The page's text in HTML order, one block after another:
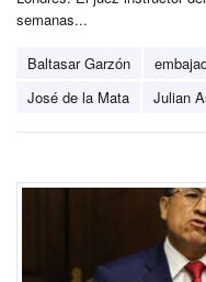
semanas...
Baltasar Garzón
José de la Mata
Julian